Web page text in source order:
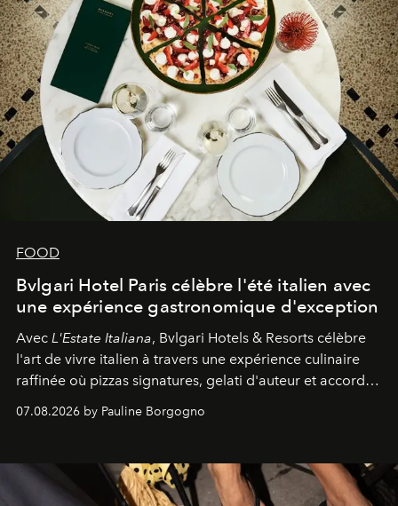
FOOD
Bvlgari Hotel Paris célèbre l'été italien avec
une expérience gastronomique d'exception
Avec L'Estate Italiana, Bvlgari Hotels & Resorts célèbre
l'art de vivre italien à travers une expérience culinaire
raffinée où pizzas signatures, gelati d'auteur et accords
07.08.2026 by Pauline Borgogno